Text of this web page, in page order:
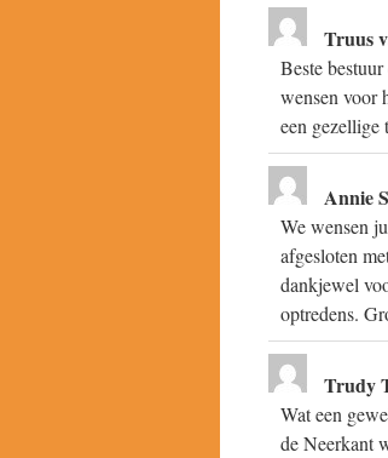
Truus
Beste
wensen voor
een
Annie
We wensen
afgesloten
dankjewel
optredens.
Trudy
Wat een
de Neerkant